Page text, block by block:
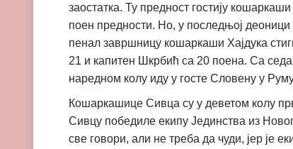
заостатка. Ту предност гостију
поен предности. Но, у последњој
пенал завршницу кошаркаши Хајдука
21 и капитен Шкрбић са 20 поена. Са
наредном колу иду у госте Словену у
Кошаркашице Сивца су у деветом колу
Сивцу победиле екипу Јединства из
све говори, али не треба да чуди, јер је